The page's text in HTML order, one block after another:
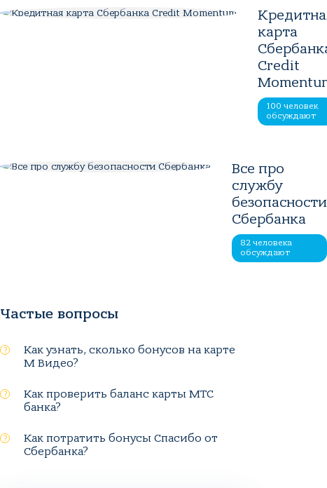
карта
Credit
100 человек
обсуждают
Все про
службу
безопасности
Сбербанка
82 человека
обсуждают
Частые вопросы
Как узнать, сколько бонусов на карте
М Видео?
Как проверить баланс карты МТС
банка?
Как потратить бонусы Спасибо от
Сбербанка?